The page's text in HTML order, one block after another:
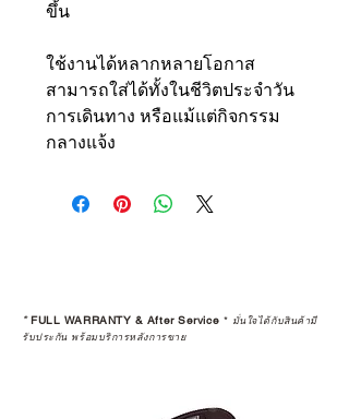
ขึ้น
ใช้งานได้หลากหลายโอกาส
สามารถใส่ได้ทั้งในชีวิตประจำวัน
การเดินทาง หรือแม้แต่กิจกรรม
กลางแจ้ง
*FULL WARRANTY & After Service * มั่นใจได้กับสินค้ามี
รับประกัน พร้อมบริการหลังการขาย